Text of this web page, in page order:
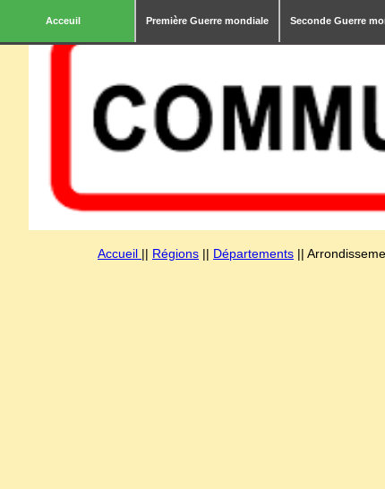
Acceuil Première Guerre mondiale Seconde Guerre
Accueil || Régions || Départements ||